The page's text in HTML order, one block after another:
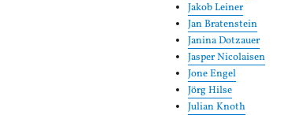
Jakob Leiner
Jan Bratenstein
Janina Dotzauer
Jasper Nicolaisen
Jone Engel
Jörg Hilse
Julian Knoth